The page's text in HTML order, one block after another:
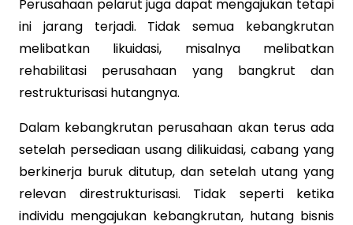
Perusahaan pelarut juga dapat mengajukan tetapi
ini jarang terjadi. Tidak semua kebangkrutan
melibatkan likuidasi, misalnya melibatkan
rehabilitasi perusahaan yang bangkrut dan
restrukturisasi hutangnya.
Dalam kebangkrutan perusahaan akan terus ada
setelah persediaan usang dilikuidasi, cabang yang
berkinerja buruk ditutup, dan setelah utang yang
relevan direstrukturisasi. Tidak seperti ketika
individu mengajukan kebangkrutan, hutang bisnis